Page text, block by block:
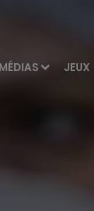
MÉDIAS JEUX